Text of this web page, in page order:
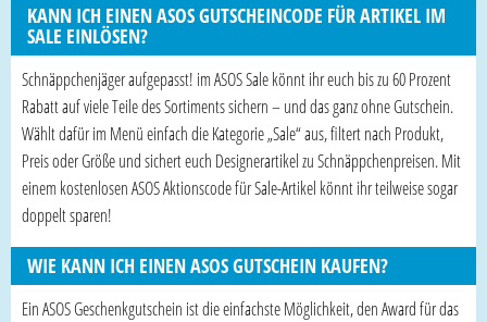
KANN ICH EINEN ASOS GUTSCHEINCODE FÜR ARTIKEL IM
SALE EINLÖSEN?
Schnäppchenjäger aufgepasst! im ASOS Sale könnt ihr euch bis zu 60 Prozent
Rabatt auf viele Teile des Sortiments sichern – und das ganz ohne Gutschein.
Wählt dafür im Menü einfach die Kategorie „Sale“ aus, filtert nach Produkt,
Preis oder Größe und sichert euch Designerartikel zu Schnäppchenpreisen. Mit
einem kostenlosen ASOS Aktionscode für Sale-Artikel könnt ihr teilweise sogar
doppelt sparen!
WIE KANN ICH EINEN ASOS GUTSCHEIN KAUFEN?
Ein ASOS Geschenkgutschein ist die einfachste Möglichkeit, den Award für das